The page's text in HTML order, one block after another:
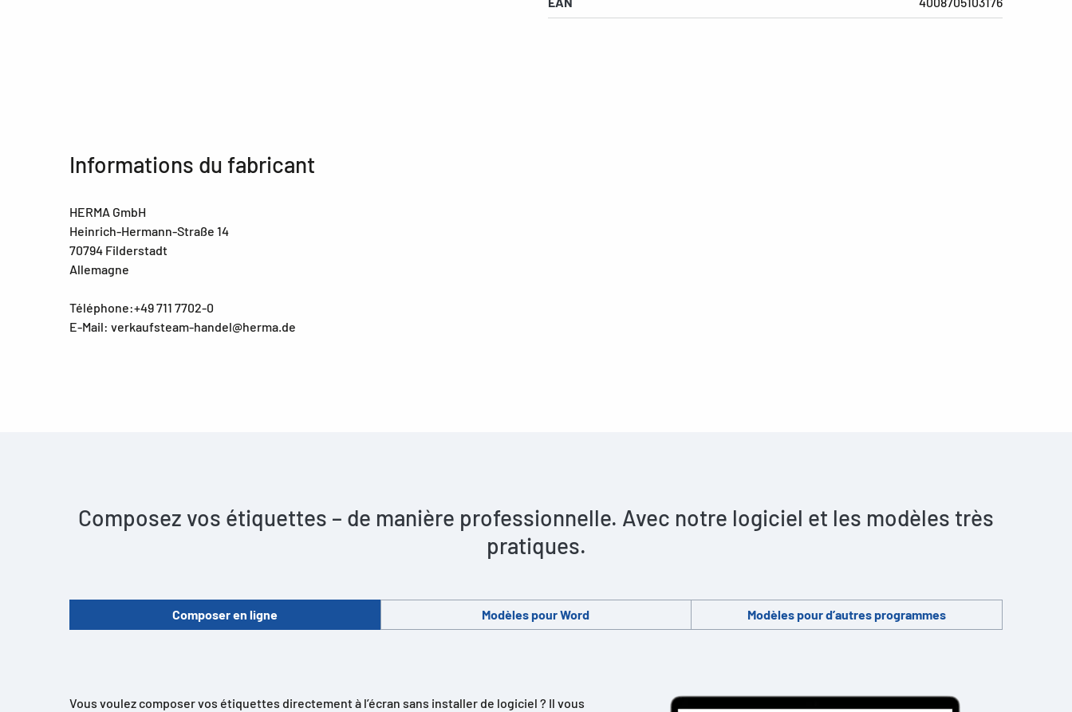
Informations du fabricant
HERMA GmbH
Heinrich-Hermann-Straße 14
70794 Filderstadt
Allemagne
Téléphone:+49 711 7702-0
E-Mail: verkaufsteam-handel@herma.de
Composez vos étiquettes – de manière professionnelle. Avec notre logiciel et les modèles très
pratiques.
Composer en ligne Modèles pour Word Modèles pour d’autres programmes
Vous voulez composer vos étiquettes directement à l’écran sans installer de logiciel ? Il vous